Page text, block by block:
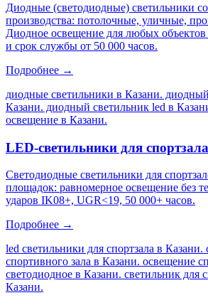
Диодные (светодиодные) светильники
производства: потолочные, уличные,
Диодное освещение для любых
и срок службы от 50 000 часов.
Подробнее →
диодные светильники в Казани.
Казани. диодный светильник led в
освещение в Казани.
LED-светильники для спортзала
Светодиодные светильники для
площадок: равномерное освещение без
ударов IK08+, UGR<19, 50 000+ часов.
Подробнее →
led светильники для спортзала в Казани.
спортивного зала в Казани. освещение
светодиодное в Казани. светильник для
Казани.